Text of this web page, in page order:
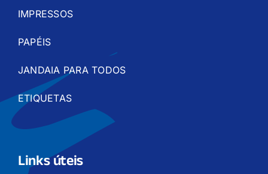
IMPRESSOS
PAPÉIS
JANDAIA PARA TODOS
ETIQUETAS
Links úteis